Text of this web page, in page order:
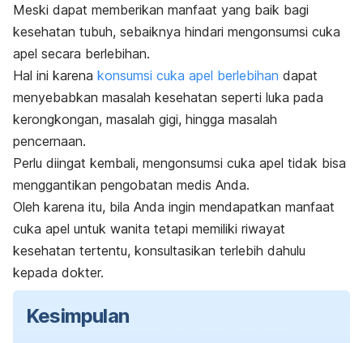
Meski dapat memberikan manfaat yang baik bagi
kesehatan tubuh, sebaiknya hindari mengonsumsi cuka
apel secara berlebihan.
Hal ini karena konsumsi cuka apel berlebihan dapat
menyebabkan masalah kesehatan seperti luka pada
kerongkongan, masalah gigi, hingga masalah
pencernaan.
Perlu diingat kembali, mengonsumsi cuka apel tidak bisa
menggantikan pengobatan medis Anda.
Oleh karena itu, bila Anda ingin mendapatkan manfaat
cuka apel untuk wanita tetapi memiliki riwayat
kesehatan tertentu, konsultasikan terlebih dahulu
kepada dokter.
Kesimpulan